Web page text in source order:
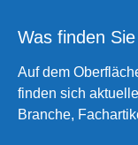
Was finden
Auf dem
finden sich
Branche,